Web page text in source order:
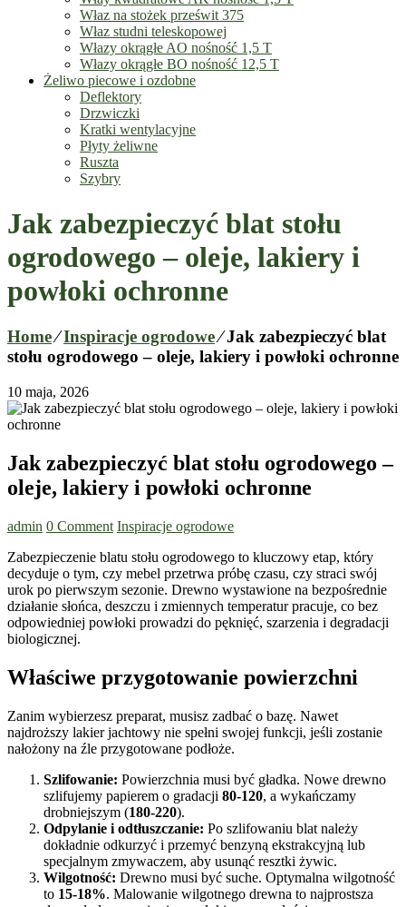
Właz na stożek prześwit 375
Właz studni teleskopowej
Włazy okrągłe AO nośność 1,5 T
Włazy okrągłe BO nośność 12,5 T
Żeliwo piecowe i ozdobne
Deflektory
Drzwiczki
Kratki wentylacyjne
Płyty żeliwne
Ruszta
Szybry
Jak zabezpieczyć blat stołu
ogrodowego – oleje, lakiery i
powłoki ochronne
Home⁄Inspiracje ogrodowe⁄Jak zabezpieczyć blat
stołu ogrodowego – oleje, lakiery i powłoki ochronne
10 maja, 2026
Jak zabezpieczyć blat stołu ogrodowego –
oleje, lakiery i powłoki ochronne
admin 0 Comment Inspiracje ogrodowe
Zabezpieczenie blatu stołu ogrodowego to kluczowy etap, który
decyduje o tym, czy mebel przetrwa próbę czasu, czy straci swój
urok po pierwszym sezonie. Drewno wystawione na bezpośrednie
działanie słońca, deszczu i zmiennych temperatur pracuje, co bez
odpowiedniej powłoki prowadzi do pęknięć, szarzenia i degradacji
biologicznej.
Właściwe przygotowanie powierzchni
Zanim wybierzesz preparat, musisz zadbać o bazę. Nawet
najdroższy lakier jachtowy nie spełni swojej funkcji, jeśli zostanie
nałożony na źle przygotowane podłoże.
Szlifowanie: Powierzchnia musi być gładka. Nowe drewno
szlifujemy papierem o gradacji 80-120, a wykańczamy
drobniejszym (180-220).
Odpylanie i odtłuszczanie: Po szlifowaniu blat należy
dokładnie odkurzyć i przemyć benzyną ekstrakcyjną lub
specjalnym zmywaczem, aby usunąć resztki żywic.
Wilgotność: Drewno musi być suche. Optymalna wilgotność
to 15-18%. Malowanie wilgotnego drewna to najprostsza